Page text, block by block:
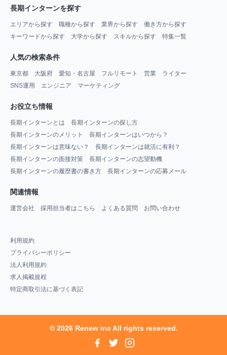
長期インターンを探す
エリアから探す 職種から探す 業界から探す
働き方から探す
キーワードから探す
大学から探す スキルから探す 特集一覧
人気の検索条件
東京都 大阪府 愛知・名古屋 フルリモート 営業
ライター
SNS運用
エンジニア マーケティング
お役立ち情報
長期インターンとは
長期インターンの探し方
長期インターンのメリット
長期インターンはいつから？
長期インターンは意味ない？
長期インターンは就活に有利？
長期インターンの面接対策
長期インターンの志望動機
長期インターンの履歴書の書き方
長期インターンの応募メール
関連情報
運営会社 採用担当者はこちら よくある質問 お問い合わせ
利用規約
プライバシーポリシー
法人利用規約
求人掲載規程
特定商取引法に基づく表記
© 2026 Renew inc All rights reserved.